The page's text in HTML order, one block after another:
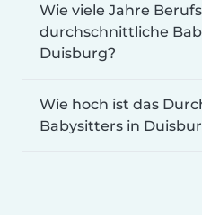
Wie viele Jahre
durchschnittliche
Duisburg?
Wie hoch ist das
Babysitters in